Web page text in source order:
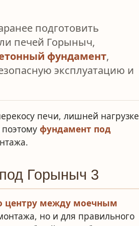
подготовить
печей Горыныч,
фундамент,
эксплуатацию и
печи, лишней нагрузке
фундамент под
Горыныч 3
центру между моечным
но и для правильного